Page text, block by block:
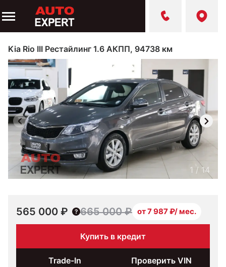
Kia Rio III Рестайлинг 1.6 АКПП, 94738 км
1 / 14
565 000 ₽ 665 000 ₽ от 7 987 ₽/ мес.
Купить в кредит
Trade-In Проверить VIN